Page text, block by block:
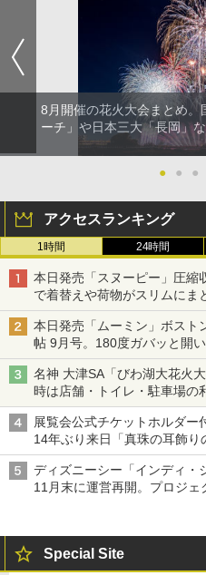
8月開催の花火大会まとめ
ーチ」や日本三大「長岡」
● ● ●
アクセスランキング
1時間 24時間
本日発売「スヌーピー」圧縮
で着替えや荷物がスリムにま
本日発売「ムーミン」ボスト
帖 9月号。180度ガバッと開
名神 大津SA「びわ湖大花火
時は店舗・トイレ・駐車場の
展覧会公式チケットホルダー
14年ぶり来日「真珠の耳飾
ディズニーシー「インディ・
11月末に運営再開。プロジ
Special Site